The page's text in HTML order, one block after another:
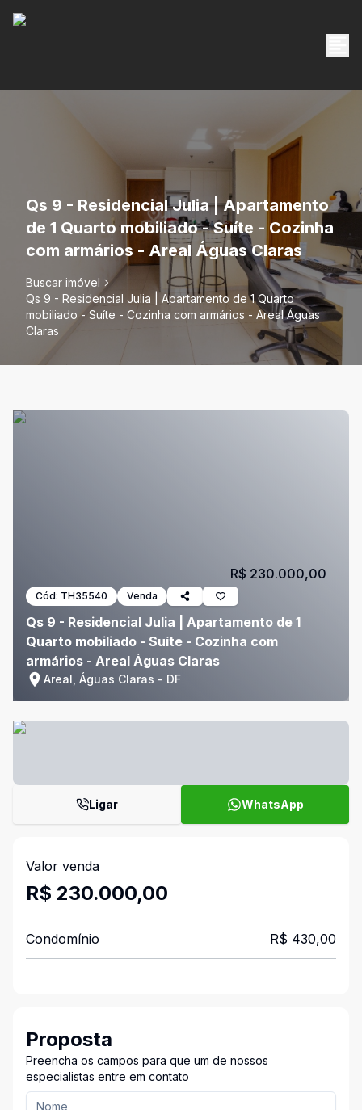
Qs 9 - Residencial Julia | Apartamento
de 1 Quarto mobiliado - Suíte - Cozinha
com armários - Areal Águas Claras
Buscar imóvel
Qs 9 - Residencial Julia | Apartamento de 1 Quarto
mobiliado - Suíte - Cozinha com armários - Areal Águas
Claras
Cód: TH35540 Venda
Qs 9 - Residencial Julia | Apartamento de 1
Quarto mobiliado - Suíte - Cozinha com
armários - Areal Águas Claras
Areal, Águas Claras - DF
R$ 230.000,00
Ligar WhatsApp
Valor venda
R$ 230.000,00
Condomínio R$ 430,00
Proposta
Preencha os campos para que um de nossos
especialistas entre em contato